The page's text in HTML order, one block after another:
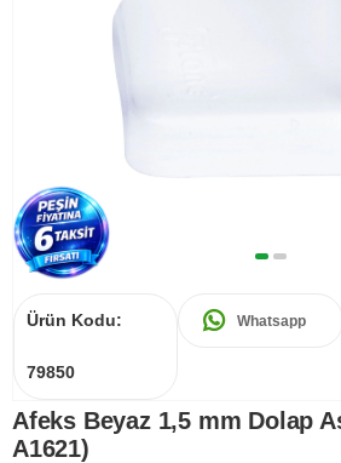
Ürün Kodu:
79850
Whatsapp
Afeks Beyaz 1,5 mm Dolap
A1621)